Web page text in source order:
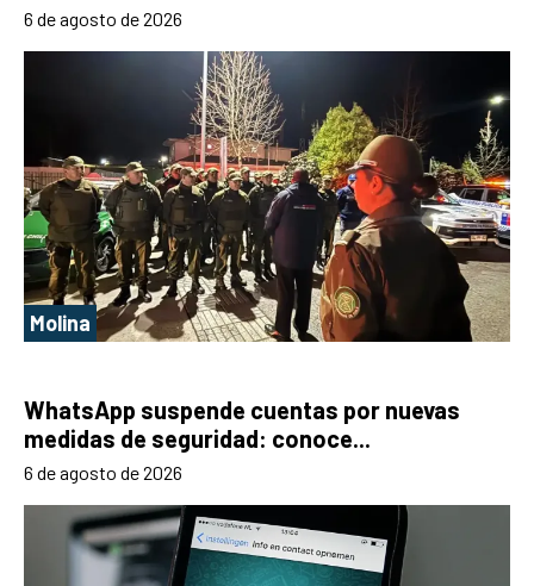
6 de agosto de 2026
Molina
WhatsApp suspende cuentas por nuevas
medidas de seguridad: conoce...
6 de agosto de 2026